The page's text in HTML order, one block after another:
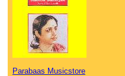
Parabaas Musicstore